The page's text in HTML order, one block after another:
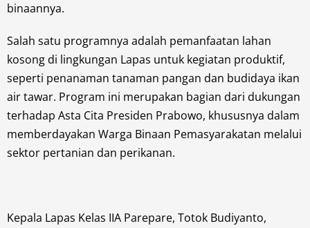
binaannya.
Salah satu programnya adalah pemanfaatan lahan
kosong di lingkungan Lapas untuk kegiatan produktif,
seperti penanaman tanaman pangan dan budidaya ikan
air tawar. Program ini merupakan bagian dari dukungan
terhadap Asta Cita Presiden Prabowo, khususnya dalam
memberdayakan Warga Binaan Pemasyarakatan melalui
sektor pertanian dan perikanan.
Kepala Lapas Kelas IIA Parepare, Totok Budiyanto,